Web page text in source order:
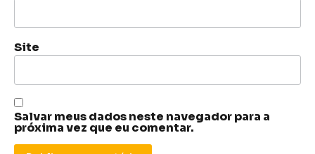
Site
Salvar meus dados neste navegador para a
próxima vez que eu comentar.